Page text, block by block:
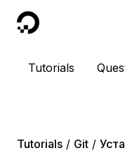
DigitalOcean
Tutorials
Tutorials Git